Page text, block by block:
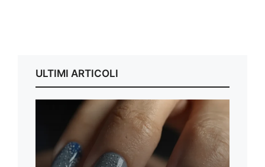
ULTIMI ARTICOLI